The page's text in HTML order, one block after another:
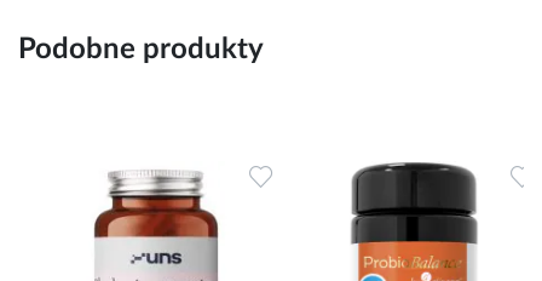
Podobne produkty
Dodaj do ulubionych Dodaj do ulubionych